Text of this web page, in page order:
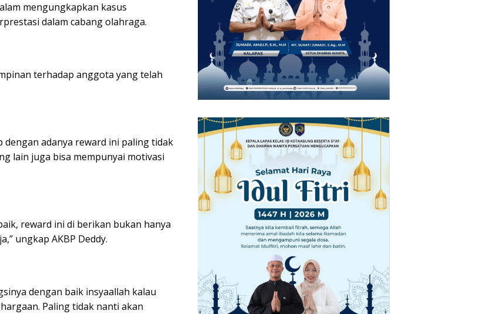
mengungkapkan kasus
dalam cabang olahraga.
terhadap anggota yang telah
adanya reward ini paling tidak
lain juga bisa mempunyai motivasi
reward ini di berikan bukan hanya
ungkap AKBP Deddy.
dengan baik insyaallah kalau
Paling tidak nanti akan